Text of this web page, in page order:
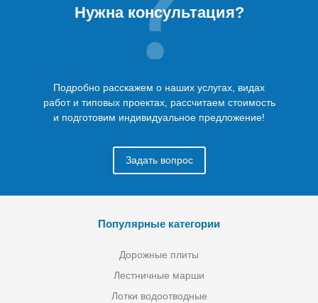
Нужна консультация?
Подробно расскажем о наших услугах, видах
работ и типовых проектах, рассчитаем стоимость
и подготовим индивидуальное предложение!
Задать вопрос
Популярные категории
Дорожные плиты
Лестничные марши
Лотки водоотводные